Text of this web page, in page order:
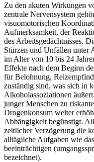
Zu den akuten Wirkungen
zentrale Nervensystem
visuomotorischen
Aufmerksamkeit, der
des Arbeitsgedächtnisses.
Stürzen und Unfällen unter
im Alter von 10 bis 24
Effekte nach dem Beginn
für Belohnung,
zuständig sind, was sich in
Alkoholassoziationen
junger Menschen zu
Drogenkonsum weiter
Abhängigkeit begünstigt.
zeitlicher Verzögerung die
alltägliche Aufgaben wie
beeinträchtigen
bezeichnet).